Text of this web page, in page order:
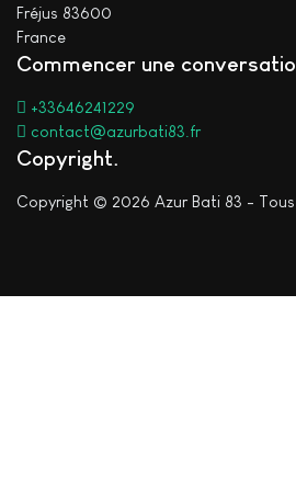
Fréjus 83600
France
Commencer une
+33646241229
contact@azurbati83.fr
Copyright
Copyright © 2026 Azur Bati 83 -